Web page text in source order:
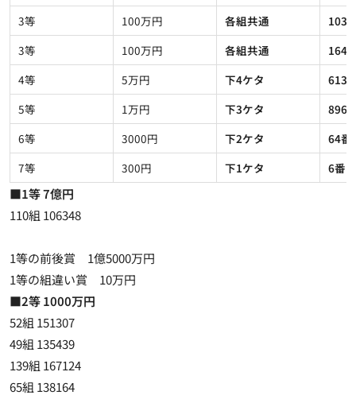
3等
100万円 各組共通
3等
100万円 各組共通
4等
5万円 下4ケタ
5等
1万円 下3ケタ
896
6等
3000円 下2ケタ
64番
7等
300円 下1ケタ 6番
■1等 7億円
110組 106348
1等の前後賞 1億5000万円
1等の組違い賞 10万円
■2等 1000万円
52組 151307
49組 135439
139組 167124
65組 138164